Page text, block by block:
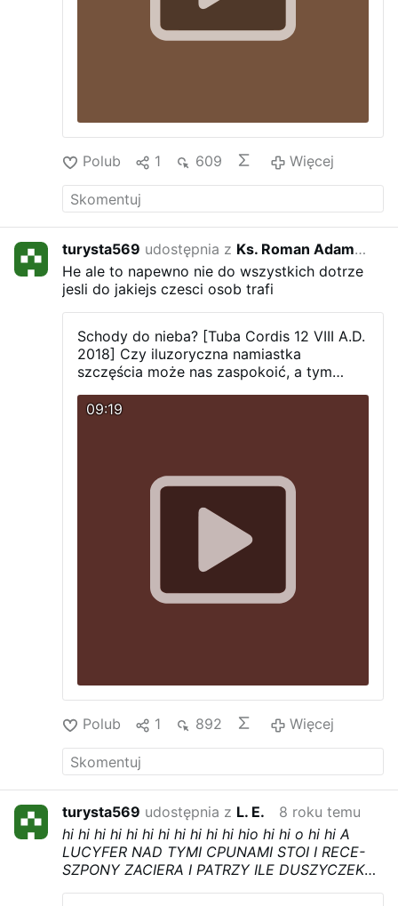
Polub 1 609 Więcej
turysta569 udostępnia z Ks. Roman Adam Kneblewski
He ale to napewno nie do wszystkich dotrze
jesli do jakiejs czesci osob trafi
Schody do nieba? [Tuba Cordis 12 VIII A.D.
2018] Czy iluzoryczna namiastka
szczęścia może nas zaspokoić, a tym
09:19
Polub 1 892 Więcej
turysta569 udostępnia z L. E.
8 roku temu
hi hi hi hi hi hi hi hi hi hi hi hio hi hi o hi hi A
LUCYFER NAD TYMI CPUNAMI STOI I RECE-
SZPONY ZACIERA I PATRZY ILE DUSZYCZEK